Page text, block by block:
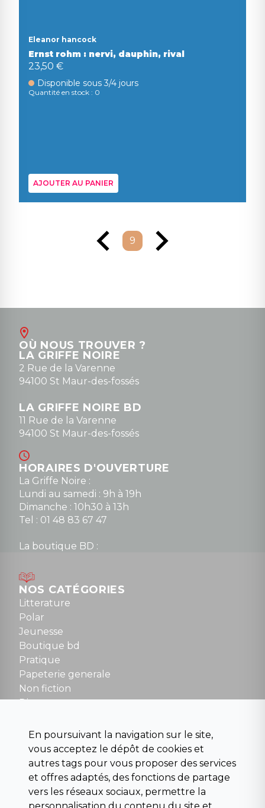
Eleanor hancock
Ernst rohm : nervi, dauphin, rival
23,50 €
Disponible sous 3/4 jours
Quantité en stock : 0
AJOUTER AU PANIER
9
OÙ NOUS TROUVER ?
LA GRIFFE NOIRE
2 Rue de la Varenne
94100 St Maur-des-fossés
LA GRIFFE NOIRE BD
11 Rue de la Varenne
94100 St Maur-des-fossés
HORAIRES D'OUVERTURE
La Griffe Noire :
Lundi au samedi : 9h à 19h
Dimanche : 10h30 à 13h
Tel : 01 48 83 67 47
La boutique BD :
Mardi au samedi : 10h à 13h / 14h à 19h
Dimanche : 10h30 à 12h30
Tel : 01 48 89 13 88
Fermé le dimanche en Juillet et Août
NOUS CONTACTER
contact@la-griffe-noire.com
NOS CATÉGORIES
Litterature
Polar
Jeunesse
Boutique bd
Pratique
Papeterie generale
Non fiction
Divers
Beaux livres et art
Para scolaire
Histoire
Pochoteque
Pleiade
En poursuivant la navigation sur le site,
vous acceptez le dépôt de cookies et
autres tags pour vous proposer des services
et offres adaptés, des fonctions de partage
vers les réseaux sociaux, permettre la